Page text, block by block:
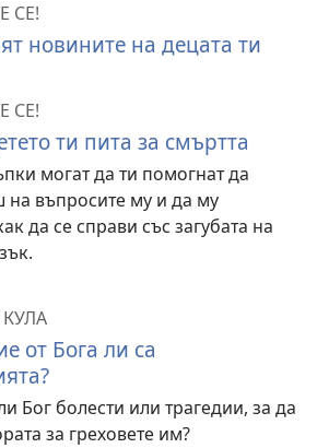
СЕ!
новините на децата ти
СЕ!
ти пита за смъртта
могат да ти помогнат да
на въпросите му и да му
да се справи със загубата на
от Бога ли са
Бог болести или трагедии, за да
за греховете им?